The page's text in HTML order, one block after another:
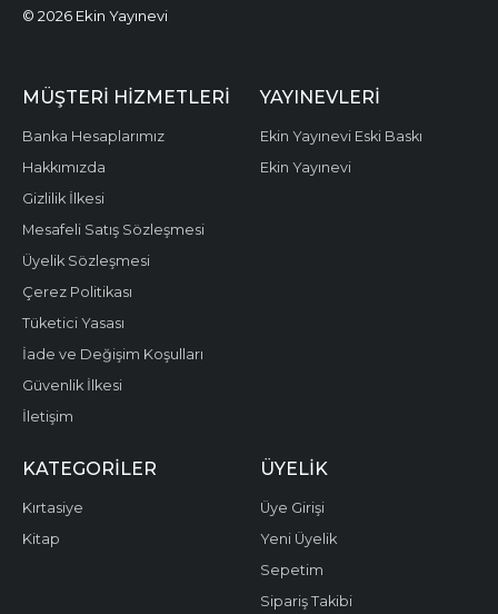
© 2026 Ekin Yayınevi
MÜŞTERI HIZMETLERI
Banka Hesaplarımız
Hakkımızda
Gizlilik İlkesi
Mesafeli Satış Sözleşmesi
Üyelik Sözleşmesi
Çerez Politikası
Tüketici Yasası
İade ve Değişim Koşulları
Güvenlik İlkesi
İletişim
YAYINEVLERI
Ekin Yayınevi Eski Baskı
Ekin Yayınevi
KATEGORILER
Kırtasiye
Kitap
ÜYELIK
Üye Girişi
Yeni Üyelik
Sepetim
Sipariş Takibi